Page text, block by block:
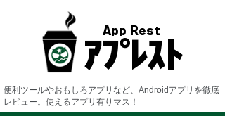
便利ツールやおもしろアプリなど、Androidアプリを徹底
レビュー。使えるアプリ有りマス！